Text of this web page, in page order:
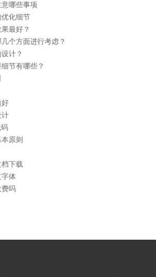
哪些事项
优化细节
最好？
个方面进行考虑？
计？
节有哪些？
好
计
原则
下载
字体
费吗